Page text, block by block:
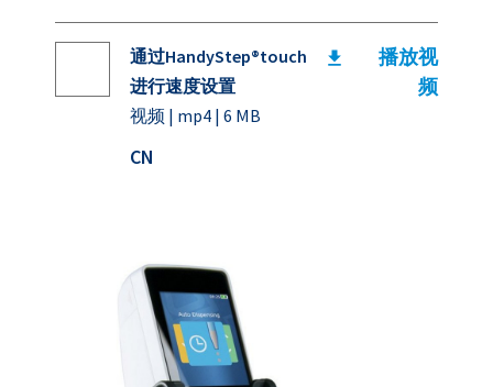
通过HandyStep®touch
进行速度设置
视频 | mp4 | 6 MB
CN
播放视
频